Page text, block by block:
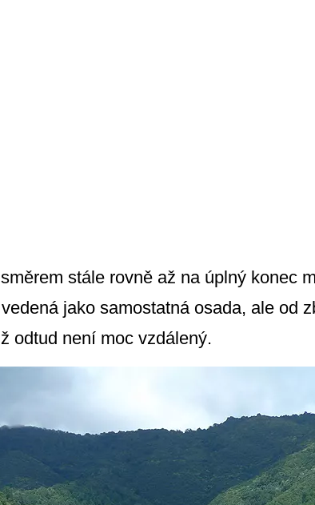
stále rovně až na úplný konec
jako samostatná osada, ale od
odtud není moc vzdálený.